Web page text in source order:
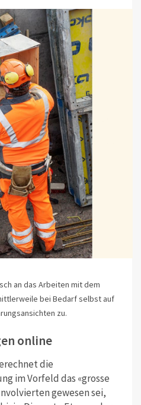
an das Arbeiten mit dem
bei Bedarf selbst auf
zu.
online
die
im Vorfeld das «grosse
gewesen sei,